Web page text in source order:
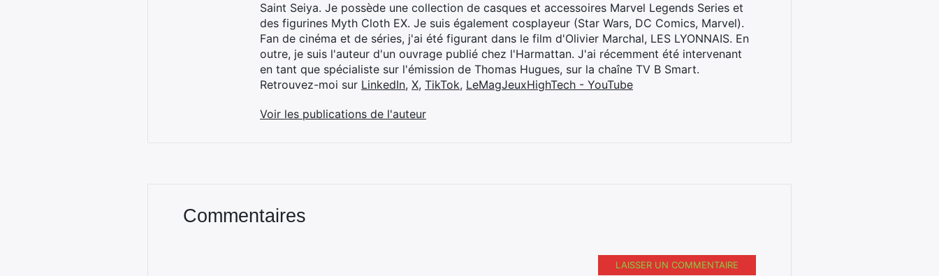
Saint Seiya. Je possède une collection de casques et accessoires Marvel Legends Series et
des figurines Myth Cloth EX. Je suis également cosplayeur (Star Wars, DC Comics, Marvel).
Fan de cinéma et de séries, j'ai été figurant dans le film d'Olivier Marchal, LES LYONNAIS. En
outre, je suis l'auteur d'un ouvrage publié chez l'Harmattan. J'ai récemment été intervenant
en tant que spécialiste sur l'émission de Thomas Hugues, sur la chaîne TV B Smart.
Retrouvez-moi sur LinkedIn, X, TikTok, LeMagJeuxHighTech - YouTube
Voir les publications de l'auteur
Commentaires
LAISSER UN COMMENTAIRE